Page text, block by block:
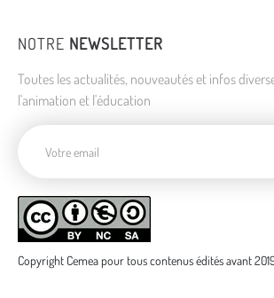
NOTRE NEWSLETTER
Toutes les actualités, nouveautés et infos
l'animation et l'éducation
Copyright Cemea pour tous contenus édités avant